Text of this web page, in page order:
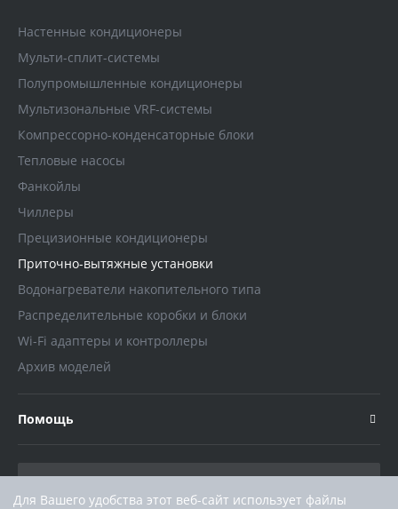
Настенные кондиционеры
Мульти-сплит-системы
Полупромышленные кондиционеры
Мультизональные VRF-системы
Компрессорно-конденсаторные блоки
Тепловые насосы
Фанкойлы
Чиллеры
Прецизионные кондиционеры
Приточно-вытяжные установки
Водонагреватели накопительного типа
Распределительные коробки и блоки
Wi-Fi адаптеры и контроллеры
Архив моделей
Помощь
Для Вашего удобства этот веб-сайт использует файлы